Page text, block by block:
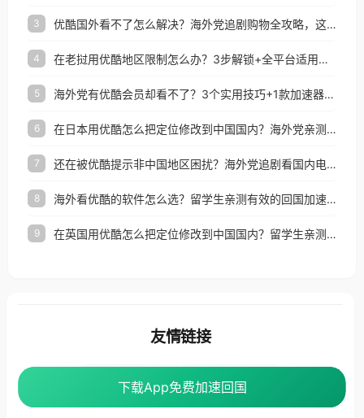
3 优酷国外看不了怎么解决？海外党追剧购物全攻略，这招亲测有效！
4 在老挝用优酷地区限制怎么办？3步解锁+全平台适用的回国加速器指南
5 海外党有优酷会员却看不了？3个实用技巧+1款加速器解决追剧&金融APP难题
6 在日本用优酷怎么把定位修改到中国国内？海外党亲测有效的回国加速指南
7 还在被优酷提示非中国地区困扰？海外党追剧看国内电影的正确打开方式
8 海外看优酷的软件怎么选？留学生亲测有效的回国加速方案
9 在英国用优酷怎么把定位修改到中国国内？留学生亲测有效的回国加速方案
下载App免费加速回国
下载App免费加速回国
友情链接